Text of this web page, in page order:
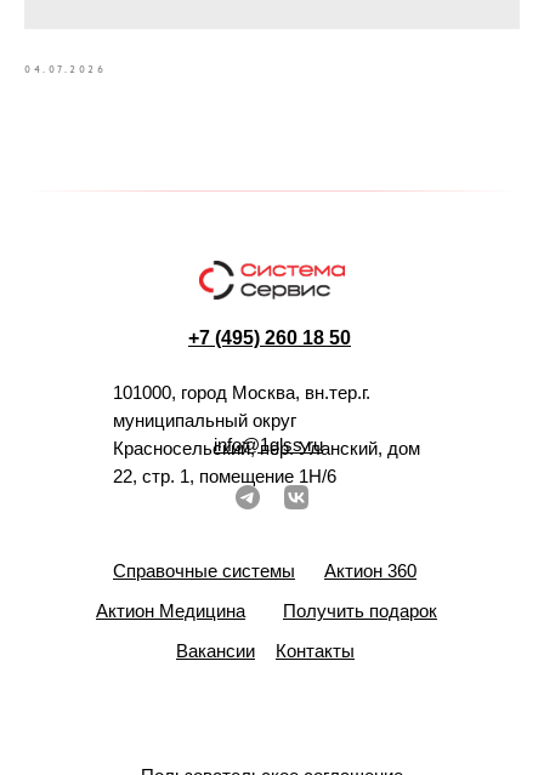
04.07.2026
+7 (495) 260 18 50
101000, город Москва, вн.тер.г.
муниципальный округ
Красносельский, пер. Уланский, дом
22, стр. 1, помещение 1Н/6
info@1glss.ru
Справочные системы
Актион 360
Актион Медицина
Получить подарок
Вакансии
Контакты